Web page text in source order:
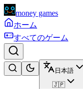
money games
ホーム
すべてのゲーム
日本語
🇯🇵